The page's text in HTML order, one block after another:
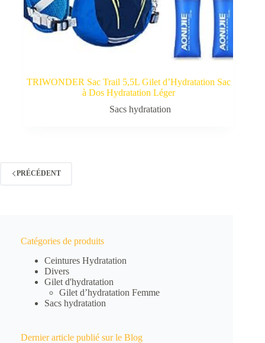
TRIWONDER Sac Trail 5,5L Gilet d’Hydratation Sac
à Dos Hydratation Léger
Sacs hydratation
PRÉCÉDENT
Catégories de produits
Ceintures Hydratation
Divers
Gilet d'hydratation
Gilet d’hydratation Femme
Sacs hydratation
Dernier article publié sur le Blog